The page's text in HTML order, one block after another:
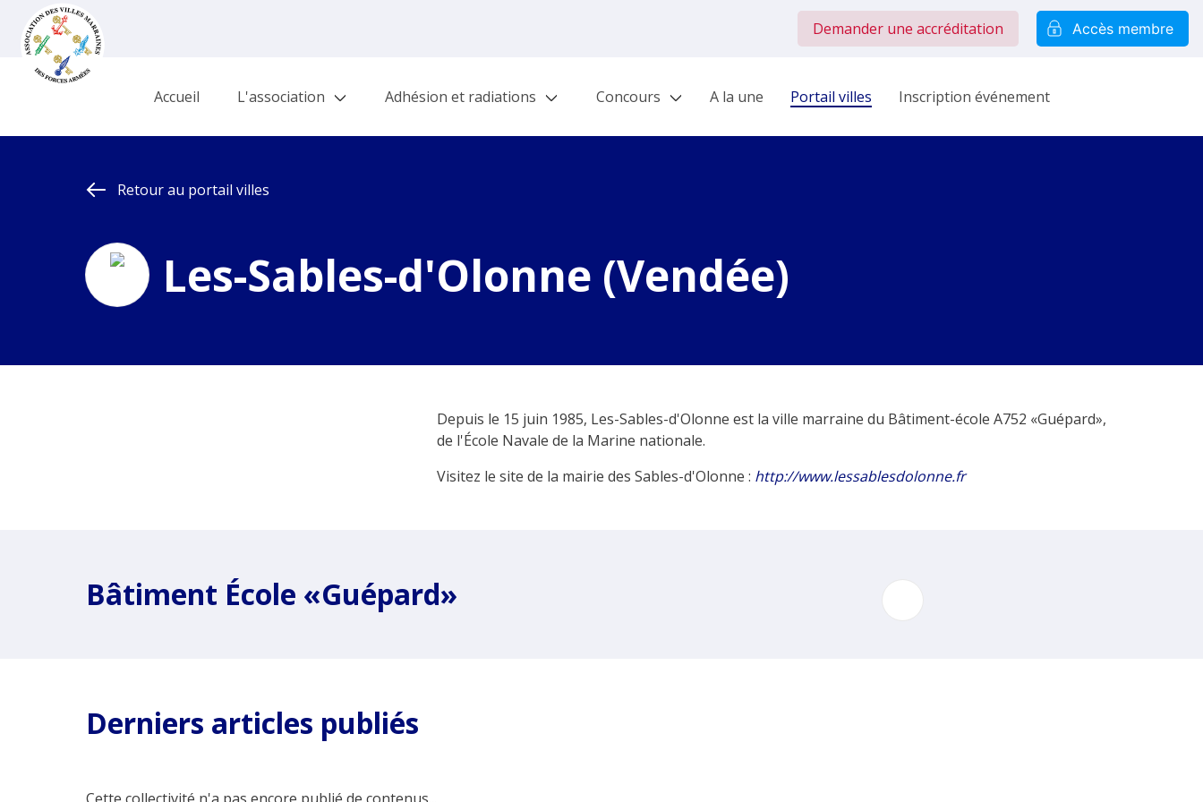
Demander une accréditation Accès membre
Accueil L'association Adhésion et radiations Concours A la une Portail villes Inscription événement
Retour au portail villes
Les-Sables-d'Olonne (Vendée)
Depuis le 15 juin 1985, Les-Sables-d'Olonne est la ville marraine du Bâtiment-école A752 «Guépard»,
de l'École Navale de la Marine nationale.
Visitez le site de la mairie des Sables-d'Olonne : http://www.lessablesdolonne.fr
Bâtiment École «Guépard»
Derniers articles publiés